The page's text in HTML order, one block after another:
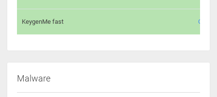
KeygenMe fast Ge0
Malware